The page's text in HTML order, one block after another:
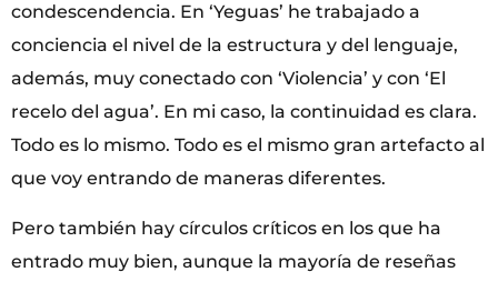
condescendencia. En ‘Yeguas’ he trabajado a
conciencia el nivel de la estructura y del lenguaje,
además, muy conectado con ‘Violencia’ y con ‘El
recelo del agua’. En mi caso, la continuidad es clara.
Todo es lo mismo. Todo es el mismo gran artefacto al
que voy entrando de maneras diferentes.
Pero también hay círculos críticos en los que ha
entrado muy bien, aunque la mayoría de reseñas